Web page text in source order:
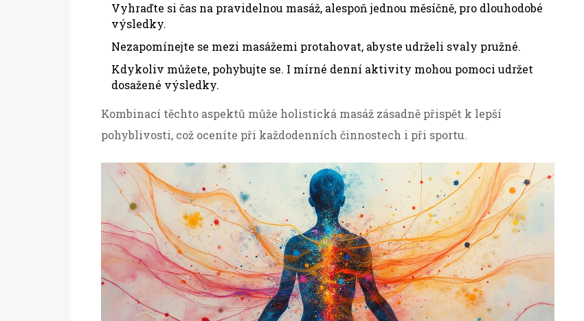
Vyhraďte si čas na pravidelnou masáž, alespoň jednou měsíčně, pro dlouhodobé
výsledky.
Nezapomínejte se mezi masážemi protahovat, abyste udrželi svaly pružné.
Kdykoliv můžete, pohybujte se. I mírné denní aktivity mohou pomoci udržet
dosažené výsledky.
Kombinací těchto aspektů může holistická masáž zásadně přispět k lepší
pohyblivosti, což oceníte při každodenních činnostech i při sportu.